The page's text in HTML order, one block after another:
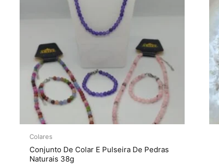
Colares
Conjunto De Colar E Pulseira De Pedras
Naturais 38g